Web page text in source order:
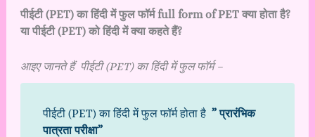
पीईटी (PET) का हिंदी में फुल फॉर्म full form of PET क्या होता है?
या पीईटी (PET) को हिंदी में क्या कहते हैं?
आइए जानते हैं पीईटी (PET) का हिंदी में फुल फॉर्म –
पीईटी (PET) का हिंदी में फुल फॉर्म होता है ” प्रारंभिक
पात्रता परीक्षा”